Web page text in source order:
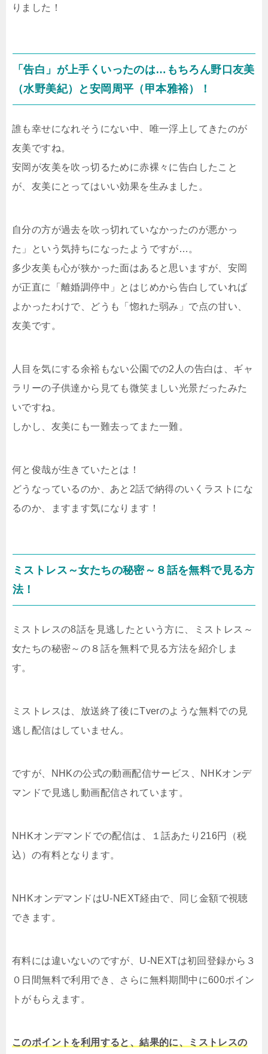
りました！
「告白」が上手くいったのは…もちろん野口友美
（水野美紀）と安岡周平（甲本雅裕）！
誰も幸せになれそうにない中、唯一浮上してきたのが
友美ですね。
安岡が友美を吹っ切るために赤裸々に告白したこと
が、友美にとってはいい効果を生みました。
自分の方が過去を吹っ切れていなかったのが悪かっ
た」という気持ちになったようですが…。
多少友美も心が狭かった面はあると思いますが、安岡
が正直に「離婚調停中」とはじめから告白していれば
よかったわけで、どうも「惚れた弱み」で点の甘い、
友美です。
人目を気にする余裕もない公園での2人の告白は、ギャ
ラリーの子供達から見ても微笑ましい光景だったみた
いですね。
しかし、友美にも一難去ってまた一難。
何と俊哉が生きていたとは！
どうなっているのか、あと2話で納得のいくラストにな
るのか、ますます気になります！
ミストレス～女たちの秘密～８話を無料で見る方
法！
ミストレスの8話を見逃したという方に、ミストレス～
女たちの秘密～の８話を無料で見る方法を紹介しま
す。
ミストレスは、放送終了後にTverのような無料での見
逃し配信はしていません。
ですが、NHKの公式の動画配信サービス、NHKオンデ
マンドで見逃し動画配信されています。
NHKオンデマンドでの配信は、１話あたり216円（税
込）の有料となります。
NHKオンデマンドはU-NEXT経由で、同じ金額で視聴
できます。
有料には違いないのですが、U-NEXTは初回登録から３
０日間無料で利用でき、さらに無料期間中に600ポイン
トがもらえます。
このポイントを利用すると、結果的に、ミストレスの